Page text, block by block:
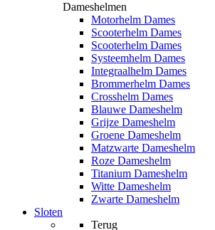
Dameshelmen
Motorhelm Dames
Scooterhelm Dames
Scooterhelm Dames
Systeemhelm Dames
Integraalhelm Dames
Brommerhelm Dames
Crosshelm Dames
Blauwe Dameshelm
Grijze Dameshelm
Groene Dameshelm
Matzwarte Dameshelm
Roze Dameshelm
Titanium Dameshelm
Witte Dameshelm
Zwarte Dameshelm
Sloten
Terug